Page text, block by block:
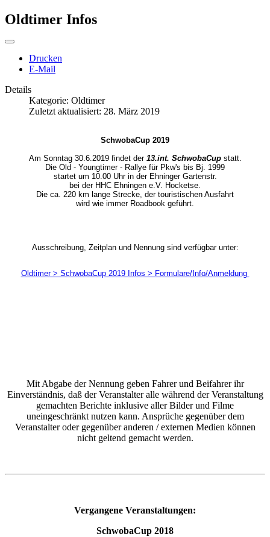
Oldtimer Infos
Drucken
E-Mail
Details
Kategorie: Oldtimer
Zuletzt aktualisiert: 28. März 2019
SchwobaCup 2019
Am Sonntag 30.6.2019 findet der 13.int. SchwobaCupstatt.
Die Old - Youngtimer - Rallye für Pkw's bis Bj. 1999
startet um 10.00 Uhr in der Ehninger Gartenstr.
bei der HHC Ehningen e.V. Hocketse.
Die ca. 220 km lange Strecke, der touristischen Ausfahrt
wird wie immer Roadbook geführt.
Ausschreibung, Zeitplan und Nennung sind verfügbar unter:
Oldtimer > SchwobaCup 2019 Infos > Formulare/Info/Anmeldung
Mit Abgabe der Nennung geben Fahrer und Beifahrer ihr
Einverständnis, daß der Veranstalter alle während der Veranstaltung
gemachten Berichte inklusive aller Bilder und Filme
uneingeschränkt nutzen kann. Ansprüche gegenüber dem
Veranstalter oder gegenüber anderen / externen Medien können
nicht geltend gemacht werden.
Vergangene Veranstaltungen:
SchwobaCup 2018